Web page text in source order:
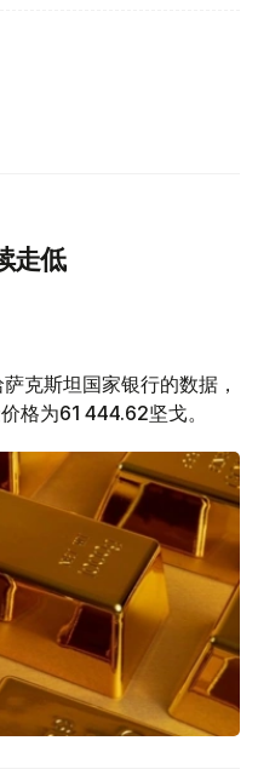
走低
克斯坦国家银行的数据，
格为61 444.62坚戈。